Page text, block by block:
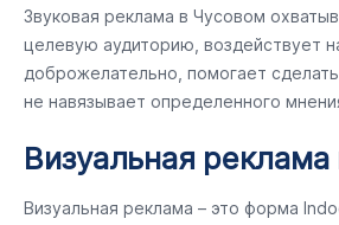
Звуковая реклама в Чусовом
целевую аудиторию, воздействует
доброжелательно, помогает
не навязывает определенного
Визуальная
Визуальная реклама – это форма